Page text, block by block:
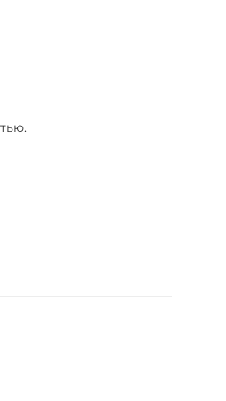
и антиоксидантное
метаболизм, циркуляцию
сужает поры,
кожу.
кожу увлажненной.
Glycerin Cetyl
Centella Asiatica Extract
Taurate Copolymer